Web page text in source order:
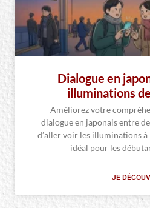
Dialogue en
illuminations
Améliorez votre
dialogue en japonais entre
d’aller voir les illuminations
idéal pour les
JE